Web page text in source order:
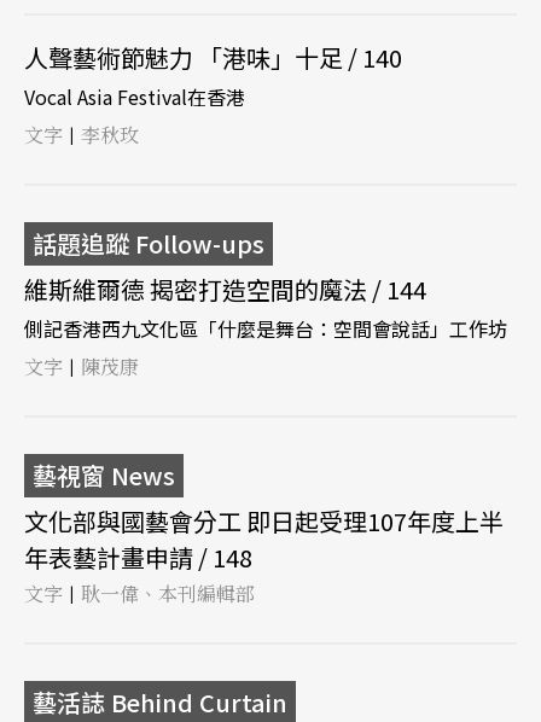
人聲藝術節魅力 「港味」十足 / 140
Vocal Asia Festival在香港
文字 | 李秋玫
話題追蹤 Follow-ups
維斯維爾德 揭密打造空間的魔法 / 144
側記香港西九文化區「什麼是舞台：空間會說話」工作坊
文字 | 陳茂康
藝視窗 News
文化部與國藝會分工 即日起受理107年度上半
年表藝計畫申請 / 148
文字 | 耿一偉、本刊編輯部
藝活誌 Behind Curtain